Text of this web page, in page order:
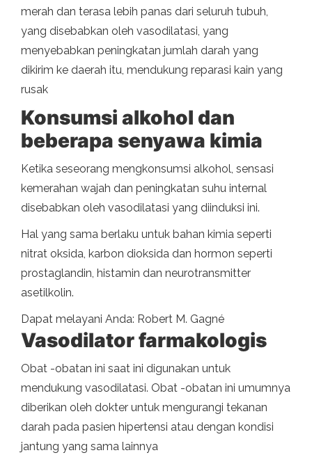
merah dan terasa lebih panas dari seluruh tubuh,
yang disebabkan oleh vasodilatasi, yang
menyebabkan peningkatan jumlah darah yang
dikirim ke daerah itu, mendukung reparasi kain yang
rusak
Konsumsi alkohol dan
beberapa senyawa kimia
Ketika seseorang mengkonsumsi alkohol, sensasi
kemerahan wajah dan peningkatan suhu internal
disebabkan oleh vasodilatasi yang diinduksi ini.
Hal yang sama berlaku untuk bahan kimia seperti
nitrat oksida, karbon dioksida dan hormon seperti
prostaglandin, histamin dan neurotransmitter
asetilkolin.
Dapat melayani Anda: Robert M. Gagné
Vasodilator farmakologis
Obat -obatan ini saat ini digunakan untuk
mendukung vasodilatasi. Obat -obatan ini umumnya
diberikan oleh dokter untuk mengurangi tekanan
darah pada pasien hipertensi atau dengan kondisi
jantung yang sama lainnya